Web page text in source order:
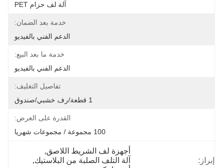
آلة لف حزام PET
خدمة بعد الضمان:
الدعم الفني بالفيديو
خدمة ما بعد البيع:
الدعم الفني بالفيديو
تفاصيل التغليف:
1 قطعة/رف خشبي/صندوق
القدرة على العرض:
100 مجموعة / مجموعات شهريا
إبراز:
أجهزة لف الشريط اللاصق,
آلة التلف الصلبة من البلاستيك,